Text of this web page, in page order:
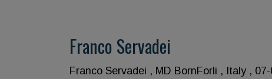
Franco Servadei
Franco Servadei , MD BornForli , Italy ,